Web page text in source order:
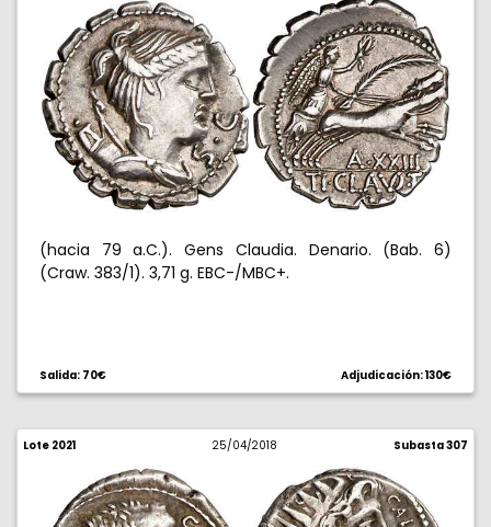
(hacia 79 a.C.). Gens Claudia. Denario. (Bab. 6)
(Craw. 383/1). 3,71 g. EBC-/MBC+.
Salida: 70€ Adjudicación: 130€
Lote 2021 25/04/2018 Subasta 307